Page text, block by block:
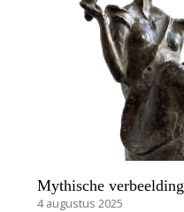
Mythische verbeelding
4 augustus 2025